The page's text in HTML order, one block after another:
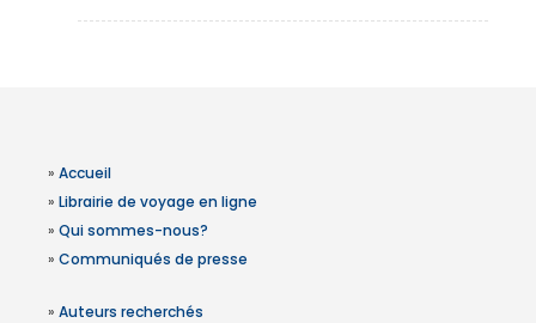
» Accueil
» Librairie de voyage en ligne
» Qui sommes-nous?
» Communiqués de presse
» Auteurs recherchés